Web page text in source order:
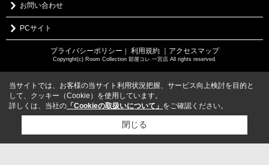
お問い合わせ
PCサイト
プライバシーポリシー ｜ 利用規約 ｜アクセスマップ
Copyright(c) Room Collection 部屋コレ 一宮店 All rights reserved.
当サイトでは、お客様の当サイト利用状況把握、サービス向上検討を目的と
して、クッキー（Cookie）を使用しています。
詳しくは、当社の 「Cookieの取扱いについて」 をご確認ください。
閉じる